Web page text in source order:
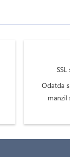
Odatda
manzil
orqali